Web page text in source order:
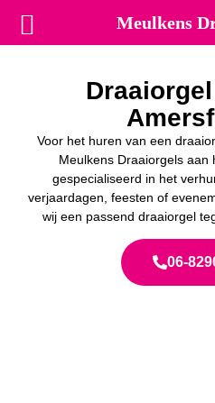
Voor het huren van een
Meulkens Draaiorgels aan
gespecialiseerd in het
verjaardagen, feesten of
wij een passend draaiorgel
06-
Meulkens